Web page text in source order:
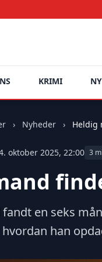
KRIMI
› Nyheder › Heldig
oktober 2025, 22:00 3
fandt en seks
han